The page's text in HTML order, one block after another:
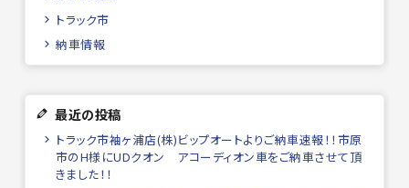
トラック市
納車情報
最近の投稿
トラック市袖ヶ浦店(株)ビップオートよりご納車速報！！市原
市のH様にUDクオン アコーディオン車をご納車させて頂
きました！！